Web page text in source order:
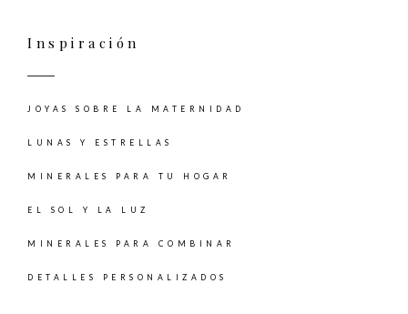
Inspiración
JOYAS SOBRE LA MATERNIDAD
LUNAS Y ESTRELLAS
MINERALES PARA TU HOGAR
EL SOL Y LA LUZ
MINERALES PARA COMBINAR
DETALLES PERSONALIZADOS